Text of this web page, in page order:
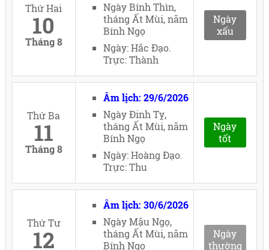
Thứ Hai
10
Tháng 8
Ngày Bính Thìn,
tháng Ất Mùi, năm
Bính Ngọ
Ngày: Hắc Đạo.
Trực: Thành
Ngày
xấu
Thứ Ba
11
Tháng 8
Âm lịch: 29/6/2026
Ngày Đinh Tỵ,
tháng Ất Mùi, năm
Bính Ngọ
Ngày: Hoàng Đạo.
Trực: Thu
Ngày
tốt
Thứ Tư
12
Âm lịch: 30/6/2026
Ngày Mậu Ngọ,
tháng Ất Mùi, năm
Bính Ngọ
Ngày
thường